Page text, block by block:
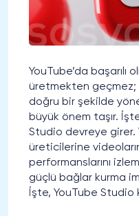
YouTube’da başarılı
üretmekten geçmez;
doğru bir şekilde
büyük önem taşır.
Studio devreye girer.
üreticilerine
performanslarını
güçlü bağlar kurma
İşte, YouTube Studio